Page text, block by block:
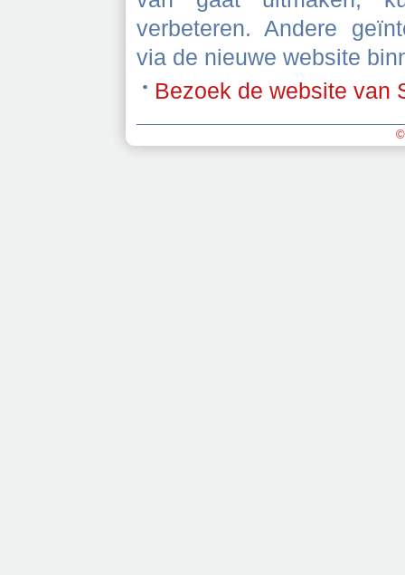
verbeteren. Andere
via de nieuwe website
Bezoek de website van
©